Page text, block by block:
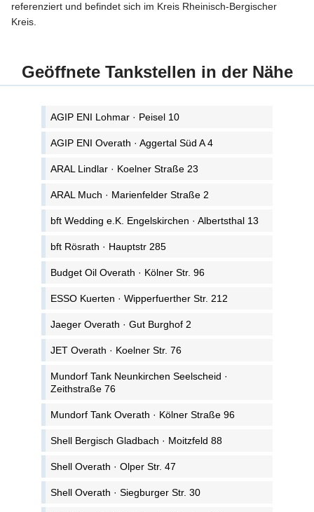
referenziert und befindet sich im Kreis Rheinisch-Bergischer
Kreis.
Geöffnete Tankstellen in der Nähe
AGIP ENI Lohmar · Peisel 10
AGIP ENI Overath · Aggertal Süd A 4
ARAL Lindlar · Koelner Straße 23
ARAL Much · Marienfelder Straße 2
bft Wedding e.K. Engelskirchen · Albertsthal 13
bft Rösrath · Hauptstr 285
Budget Oil Overath · Kölner Str. 96
ESSO Kuerten · Wipperfuerther Str. 212
Jaeger Overath · Gut Burghof 2
JET Overath · Koelner Str. 76
Mundorf Tank Neunkirchen Seelscheid ·
Zeithstraße 76
Mundorf Tank Overath · Kölner Straße 96
Shell Bergisch Gladbach · Moitzfeld 88
Shell Overath · Olper Str. 47
Shell Overath · Siegburger Str. 30